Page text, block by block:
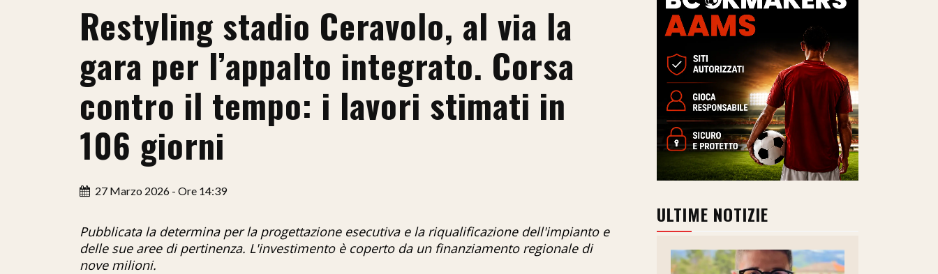
Restyling stadio Ceravolo, al via la
gara per l’appalto integrato. Corsa
contro il tempo: i lavori stimati in
106 giorni
27 Marzo 2026 - Ore 14:39
Pubblicata la determina per la progettazione esecutiva e la riqualificazione dell'impianto e
delle sue aree di pertinenza. L'investimento è coperto da un finanziamento regionale di
nove milioni.
ULTIME NOTIZIE